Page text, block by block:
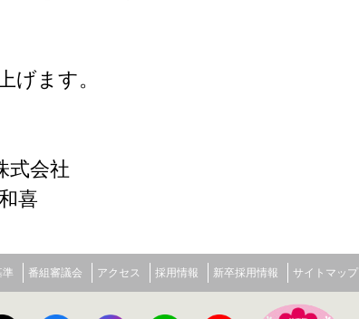
げます。
式会社
喜
準 番組審議会 アクセス 採用情報 新卒採用情報 サイトマップ